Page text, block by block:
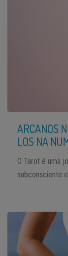
ARCANOS
LOS NA
O Tarot é uma
subconsciente